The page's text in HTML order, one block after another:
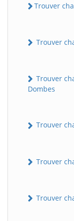
Trouver
Trouver
Trouver
Dombes
Trouver
Trouver
Trouver